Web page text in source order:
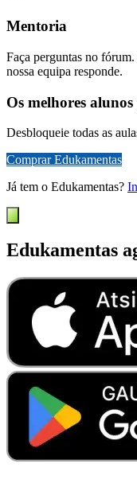
Mentoria
Faça perguntas no
nossa equipa responde.
Os melhores
Desbloqueie todas as
Comprar Edukamentas
Já tem o Edukamentas?
Edukamentas